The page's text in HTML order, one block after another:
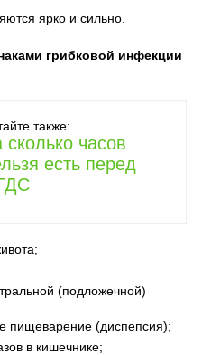
ярко и сильно.
грибковой инфекции
также:
сколько часов
есть перед
(подложечной)
пищеварение (диспепсия);
в кишечнике;